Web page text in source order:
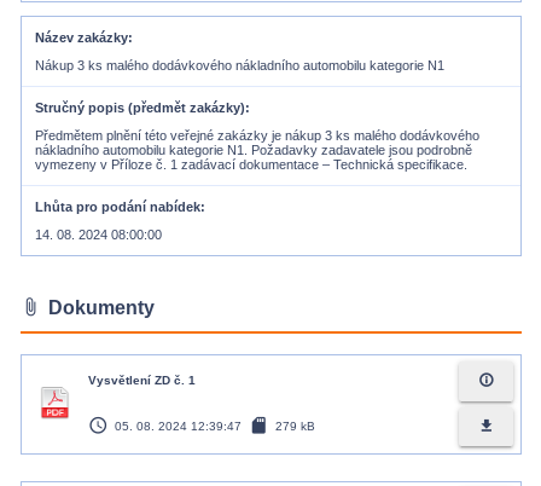
Název zakázky
Nákup 3 ks malého dodávkového nákladního automobilu kategorie N1
Stručný popis (předmět zakázky)
Předmětem plnění této veřejné zakázky je nákup 3 ks malého dodávkového
nákladního automobilu kategorie N1. Požadavky zadavatele jsou podrobně
vymezeny v Příloze č. 1 zadávací dokumentace – Technická specifikace.
Lhůta pro podání nabídek
14. 08. 2024 08:00:00
attach_file Dokumenty
Vysvětlení ZD č. 1
access_time 05. 08. 2024 12:39:47 sd_card 279 kB
info_outline
file_download